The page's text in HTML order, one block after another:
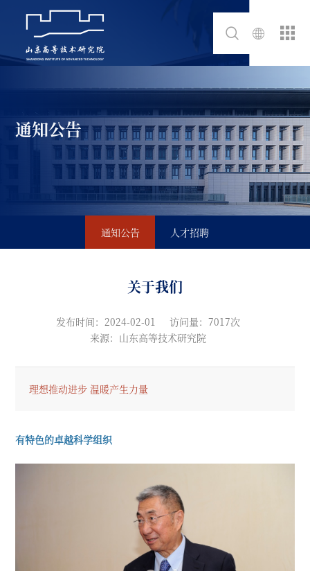
通知公告
通知公告 人才招聘
关于我们
发布时间：2024-02-01
访问量：7017次
来源：山东高等技术研究院
理想推动进步 温暖产生力量
有特色的卓越科学组织